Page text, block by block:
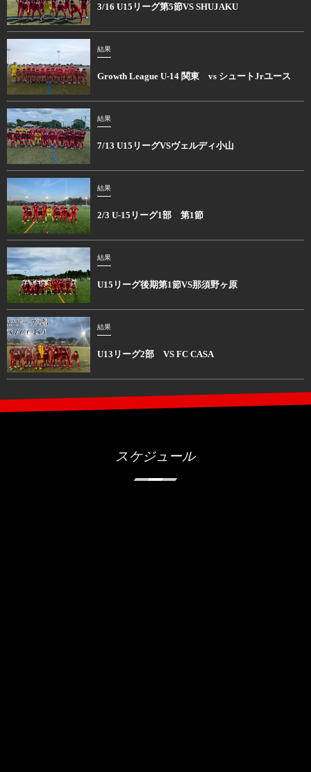
3/16 U15リーグ第5節VS SHUJAKU
結果
Growth League U-14 関東 vs シュートJrユース
結果
7/13 U15リーグVSヴェルディ小山
結果
2/3 U-15リーグ1部 第1節
結果
U15リーグ後期第1節VS那須野ヶ原
結果
U13リーグ2部 VS FC CASA
スケジュール